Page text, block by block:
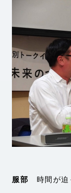
服部 時間が迫